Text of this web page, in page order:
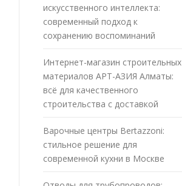
искусственного интеллекта:
современный подход к
сохранению воспоминаний
Интернет-магазин строительных
материалов АРТ-АЗИЯ Алматы:
всё для качественного
строительства с доставкой
Варочные центры Bertazzoni:
стильное решение для
современной кухни в Москве